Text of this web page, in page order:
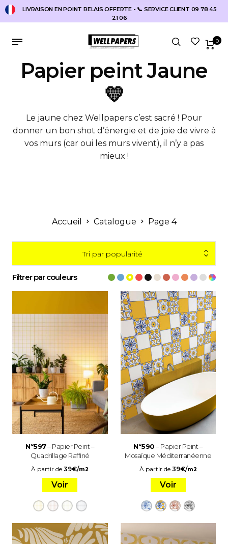
LIVRAISON EN POINT RELAIS OFFERTE - 📞 SERVICE CLIENT 09 78 45
21 06
0
Papier peint Jaune
💛
Le jaune chez Wellpapers c’est sacré ! Pour
donner un bon shot d’énergie et de joie de vivre à
vos murs (car oui les murs vivent), il n’y a pas
mieux !
Accueil Catalogue Page 4
Tri par popularité
Filtrer par couleurs
Nº597– Papier Peint –
Quadrillage Raffiné
À partir de39€/m2
Voir
Nº590– Papier Peint –
Mosaïque Méditerranéenne
À partir de 39€/m2
Voir